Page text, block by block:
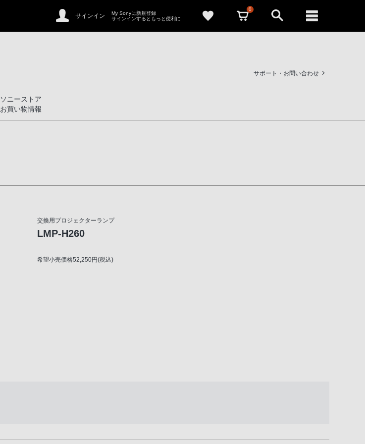
サインイン
My Sonyに新規登録
サインインするともっと便利に
0
サポート・お問い合わせ
ソニーストア
お買い物情報
交換用プロジェクターランプ
LMP-H260
希望小売価格52,250円(税込)